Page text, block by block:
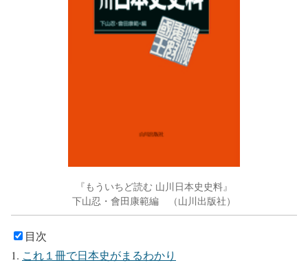
『もういちど読む 山川日本史史料』
下山忍・會田康範編 （山川出版社）
目次
これ１冊で日本史がまるわかり